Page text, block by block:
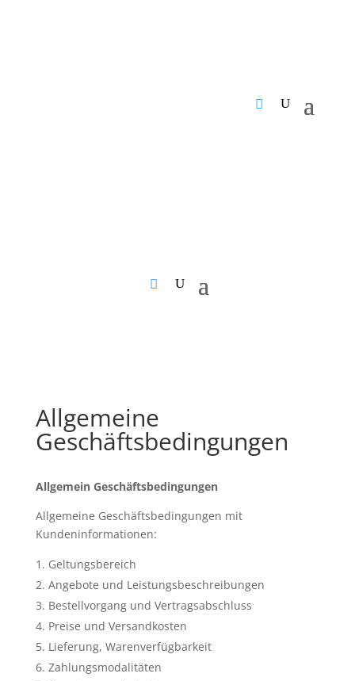
Allgemeine
Geschäftsbedingungen
Allgemein Geschäftsbedingungen
Allgemeine Geschäftsbedingungen mit
Kundeninformationen:
Geltungsbereich
Angebote und Leistungsbeschreibungen
Bestellvorgang und Vertragsabschluss
Preise und Versandkosten
Lieferung, Warenverfügbarkeit
Zahlungsmodalitäten